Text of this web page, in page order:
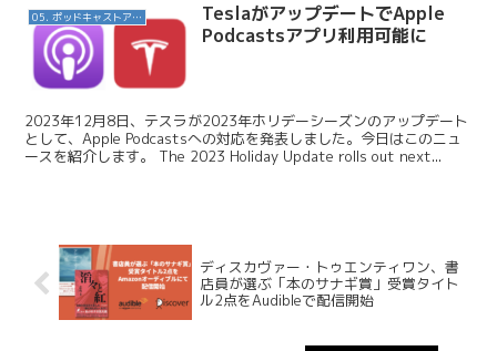
05. ポッドキャストアプリ
TeslaがアップデートでApple
Podcastsアプリ利用可能に
2023年12月8日、テスラが2023年ホリデーシーズンのアップデート
として、Apple Podcastsへの対応を発表しました。今日はこのニュ
ースを紹介します。 The 2023 Holiday Update rolls out next...
ディスカヴァー・トゥエンティワン、書
店員が選ぶ「本のサナギ賞」受賞タイト
ル2点をAudibleで配信開始